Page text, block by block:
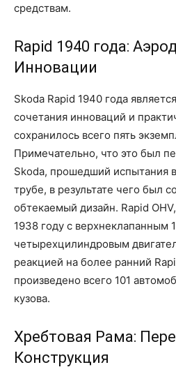
средствам.
Rapid 1940 года:
Инновации
Skoda Rapid 1940 года
сочетания инноваций и
сохранилось всего пять
Примечательно, что это был
Skoda, прошедший испытания
трубе, в результате чего был
обтекаемый дизайн. Rapid
1938 году с верхнеклапанным
четырехцилиндровым
реакцией на более ранний
произведено всего 101
кузова.
Хребтовая Рама:
Конструкция